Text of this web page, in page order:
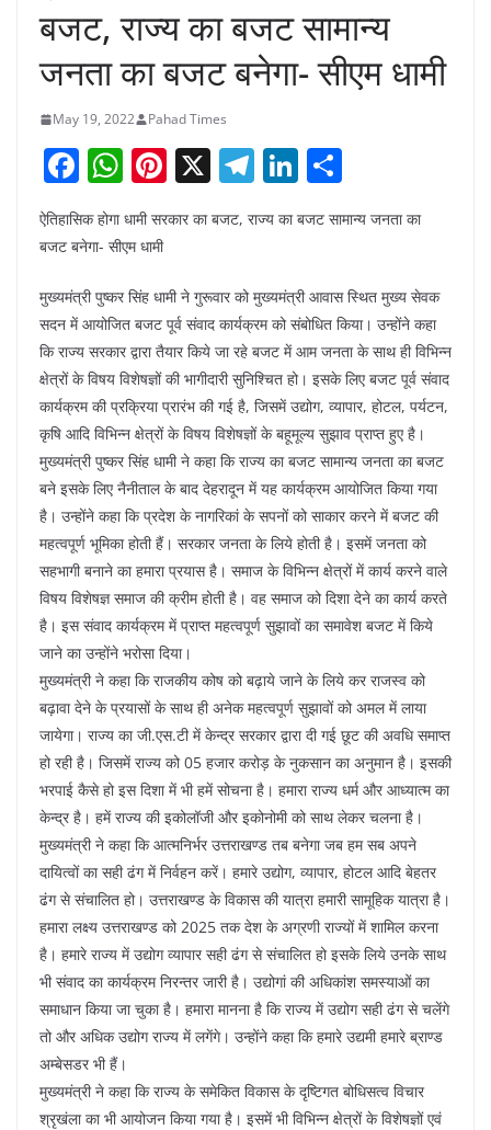
बजट, राज्य का बजट सामान्य
जनता का बजट बनेगा- सीएम धामी
May 19, 2022 Pahad Times
F
c
b
o
o
k
W
h
at
s
A
p
p
Pi
er
st
X T
e
a
m
Li
k
dI
n
ar
ऐतिहासिक होगा धामी सरकार का बजट, राज्य का बजट सामान्य जनता का
बजट बनेगा- सीएम धामी
मुख्यमंत्री पुष्कर सिंह धामी ने गुरूवार को मुख्यमंत्री आवास स्थित मुख्य सेवक
सदन में आयोजित बजट पूर्व संवाद कार्यक्रम को संबोधित किया। उन्होंने कहा
कि राज्य सरकार द्वारा तैयार किये जा रहे बजट में आम जनता के साथ ही विभिन्न
क्षेत्रों के विषय विशेषज्ञों की भागीदारी सुनिश्चित हो। इसके लिए बजट पूर्व संवाद
कार्यक्रम की प्रक्रिया प्रारंभ की गई है, जिसमें उद्योग, व्यापार, होटल, पर्यटन,
कृषि आदि विभिन्न क्षेत्रों के विषय विशेषज्ञों के बहूमूल्य सुझाव प्राप्त हुए है।
मुख्यमंत्री पुष्कर सिंह धामी ने कहा कि राज्य का बजट सामान्य जनता का बजट
बने इसके लिए नैनीताल के बाद देहरादून में यह कार्यक्रम आयोजित किया गया
है। उन्होंने कहा कि प्रदेश के नागरिकां के सपनों को साकार करने में बजट की
महत्वपूर्ण भूमिका होती हैं। सरकार जनता के लिये होती है। इसमें जनता को
सहभागी बनाने का हमारा प्रयास है। समाज के विभिन्न क्षेत्रों में कार्य करने वाले
विषय विशेषज्ञ समाज की क्रीम होती है। वह समाज को दिशा देने का कार्य करते
है। इस संवाद कार्यक्रम में प्राप्त महत्वपूर्ण सुझावों का समावेश बजट में किये
जाने का उन्होंने भरोसा दिया।
मुख्यमंत्री ने कहा कि राजकीय कोष को बढ़ाये जाने के लिये कर राजस्व को
बढ़ावा देने के प्रयासों के साथ ही अनेक महत्वपूर्ण सुझावों को अमल में लाया
जायेगा। राज्य का जी.एस.टी में केन्द्र सरकार द्वारा दी गई छूट की अवधि समाप्त
हो रही है। जिसमें राज्य को 05 हजार करोड़ के नुकसान का अनुमान है। इसकी
भरपाई कैसे हो इस दिशा में भी हमें सोचना है। हमारा राज्य धर्म और आध्यात्म का
केन्द्र है। हमें राज्य की इकोलॉजी और इकोनोमी को साथ लेकर चलना है।
मुख्यमंत्री ने कहा कि आत्मनिर्भर उत्तराखण्ड तब बनेगा जब हम सब अपने
दायित्वों का सही ढंग में निर्वहन करें। हमारे उद्योग, व्यापार, होटल आदि बेहतर
ढंग से संचालित हो। उत्तराखण्ड के विकास की यात्रा हमारी सामूहिक यात्रा है।
हमारा लक्ष्य उत्तराखण्ड को 2025 तक देश के अग्रणी राज्यों में शामिल करना
है। हमारे राज्य में उद्योग व्यापार सही ढंग से संचालित हो इसके लिये उनके साथ
भी संवाद का कार्यक्रम निरन्तर जारी है। उद्योगां की अधिकांश समस्याओं का
समाधान किया जा चुका है। हमारा मानना है कि राज्य में उद्योग सही ढंग से चलेंगे
तो और अधिक उद्योग राज्य में लगेंगे। उन्होंने कहा कि हमारे उद्यमी हमारे ब्राण्ड
अम्बेसडर भी हैं।
मुख्यमंत्री ने कहा कि राज्य के समेकित विकास के दृष्टिगत बोधिसत्व विचार
श्रृखंला का भी आयोजन किया गया है। इसमें भी विभिन्न क्षेत्रों के विशेषज्ञों एवं